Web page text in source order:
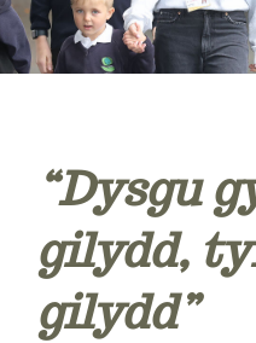

“Dysgu
gilydd,
gilydd”